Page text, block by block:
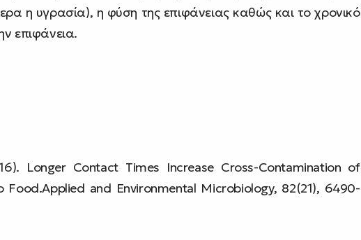
η υγρασία), η φύση της επιφάνειας καθώς και το χρονικό
επιφάνεια.
Longer Contact Times Increase Cross-Contamination of
and Environmental Microbiology, 82(21), 6490-